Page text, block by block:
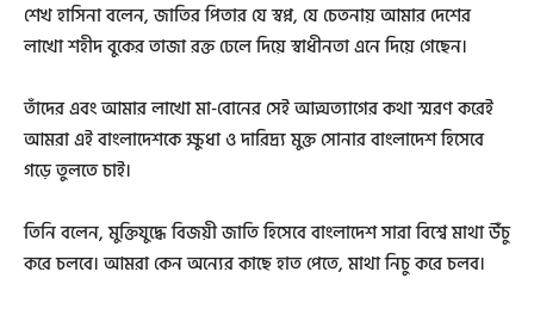
শেখ হাসিনা বলেন, জাতির পিতার যে স্বপ্ন, যে চেতনায় আমার দেশের
লাখো শহীদ বুকের তাজা রক্ত ঢেলে দিয়ে স্বাধীনতা এনে দিয়ে গেছেন।
তাঁদের এবং আমার লাখো মা-বোনের সেই আত্মত্যাগের কথা স্মরণ করেই
আমরা এই বাংলাদেশকে ক্ষুধা ও দারিদ্র্য মুক্ত সোনার বাংলাদেশ হিসেবে
গড়ে তুলতে চাই।
তিনি বলেন, মুক্তিযুদ্ধে বিজয়ী জাতি হিসেবে বাংলাদেশ সারা বিশ্বে মাথা উঁচু
করে চলবে। আমরা কেন অন্যের কাছে হাত পেতে, মাথা নিচু করে চলব।